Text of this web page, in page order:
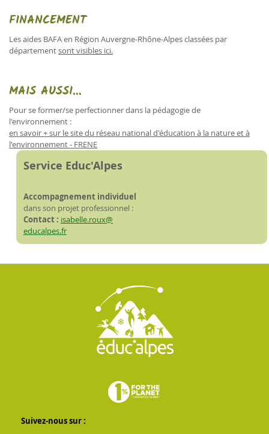
FINANCEMENT
Les aides BAFA en Région Auvergne-Rhône-Alpes classées par
départementsont visibles ici.
MAIS AUSSI...
Pour se former/se perfectionner dans la pédagogie de
l'environnement :
en savoir + sur le site du réseau national d'éducation à la nature et à
l'environnement - FRENE
Service Educ'Alpes
Accompagnement individuel
dans son projet professionnel :
Contact : isabelle.roux@
educalpes.fr
Suivez-nous sur :